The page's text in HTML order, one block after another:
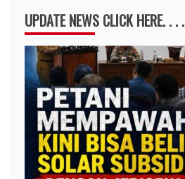
UPDATE NEWS CLICK HERE. . . .